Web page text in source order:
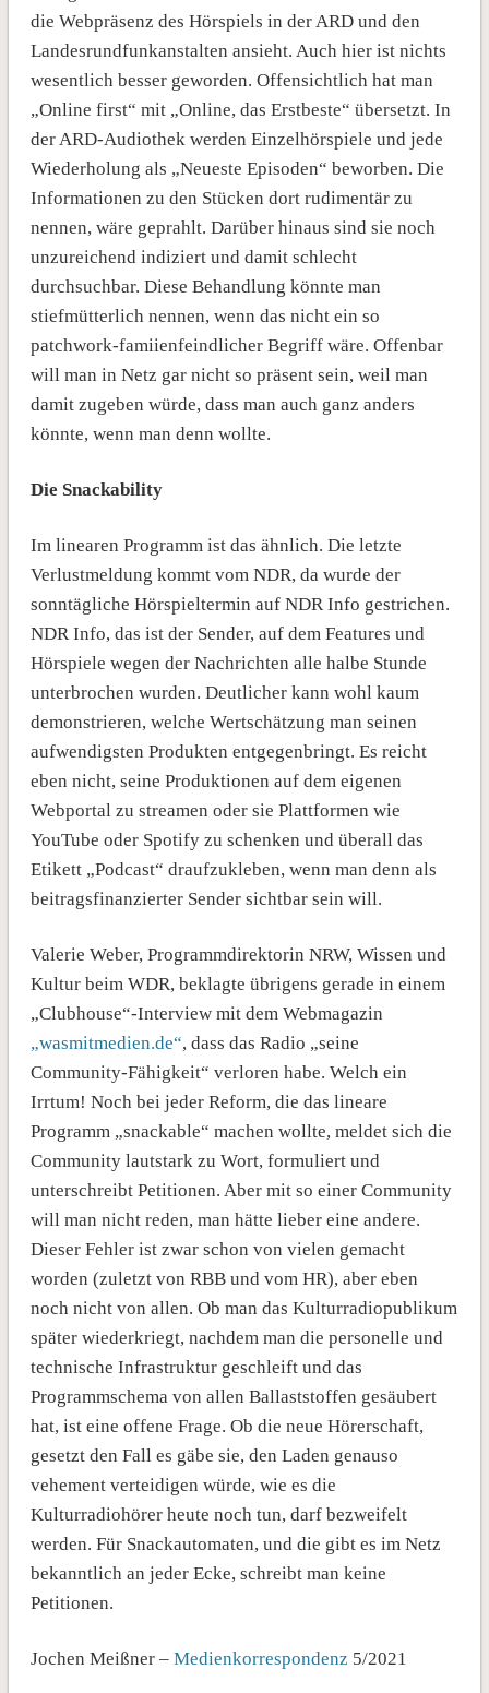
die Webpräsenz des Hörspiels in der ARD und den
Landesrundfunkanstalten ansieht. Auch hier ist nichts
wesentlich besser geworden. Offensichtlich hat man
„Online first“ mit „Online, das Erstbeste“ übersetzt. In
der ARD-Audiothek werden Einzelhörspiele und jede
Wiederholung als „Neueste Episoden“ beworben. Die
Informationen zu den Stücken dort rudimentär zu
nennen, wäre geprahlt. Darüber hinaus sind sie noch
unzureichend indiziert und damit schlecht
durchsuchbar. Diese Behandlung könnte man
stiefmütterlich nennen, wenn das nicht ein so
patchwork-famiienfeindlicher Begriff wäre. Offenbar
will man in Netz gar nicht so präsent sein, weil man
damit zugeben würde, dass man auch ganz anders
könnte, wenn man denn wollte.
Die Snackability
Im linearen Programm ist das ähnlich. Die letzte
Verlustmeldung kommt vom NDR, da wurde der
sonntägliche Hörspieltermin auf NDR Info gestrichen.
NDR Info, das ist der Sender, auf dem Features und
Hörspiele wegen der Nachrichten alle halbe Stunde
unterbrochen wurden. Deutlicher kann wohl kaum
demonstrieren, welche Wertschätzung man seinen
aufwendigsten Produkten entgegenbringt. Es reicht
eben nicht, seine Produktionen auf dem eigenen
Webportal zu streamen oder sie Plattformen wie
YouTube oder Spotify zu schenken und überall das
Etikett „Podcast“ draufzukleben, wenn man denn als
beitragsfinanzierter Sender sichtbar sein will.
Valerie Weber, Programmdirektorin NRW, Wissen und
Kultur beim WDR, beklagte übrigens gerade in einem
„Clubhouse“-Interview mit dem Webmagazin
„wasmitmedien.de“, dass das Radio „seine
Community-Fähigkeit“ verloren habe. Welch ein
Irrtum! Noch bei jeder Reform, die das lineare
Programm „snackable“ machen wollte, meldet sich die
Community lautstark zu Wort, formuliert und
unterschreibt Petitionen. Aber mit so einer Community
will man nicht reden, man hätte lieber eine andere.
Dieser Fehler ist zwar schon von vielen gemacht
worden (zuletzt von RBB und vom HR), aber eben
noch nicht von allen. Ob man das Kulturradiopublikum
später wiederkriegt, nachdem man die personelle und
technische Infrastruktur geschleift und das
Programmschema von allen Ballaststoffen gesäubert
hat, ist eine offene Frage. Ob die neue Hörerschaft,
gesetzt den Fall es gäbe sie, den Laden genauso
vehement verteidigen würde, wie es die
Kulturradiohörer heute noch tun, darf bezweifelt
werden. Für Snackautomaten, und die gibt es im Netz
bekanntlich an jeder Ecke, schreibt man keine
Petitionen.
Jochen Meißner – Medienkorrespondenz 5/2021